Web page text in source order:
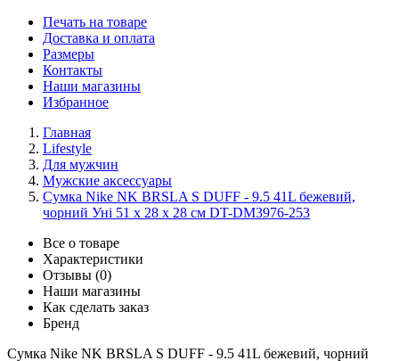
Печать на товаре
Доставка и оплата
Размеры
Контакты
Наши магазины
Избранное
Главная
Lifestyle
Для мужчин
Мужские аксессуары
Сумка Nike NK BRSLA S DUFF - 9.5 41L бежевий,
чорний Уні 51 x 28 х 28 см DT-DM3976-253
Все о товаре
Характеристики
Отзывы (0)
Наши магазины
Как сделать заказ
Бренд
Сумка Nike NK BRSLA S DUFF - 9.5 41L бежевий, чорний